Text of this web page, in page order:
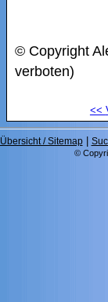
© Copyright
verboten)
<<
Übersicht / Sitemap|
©